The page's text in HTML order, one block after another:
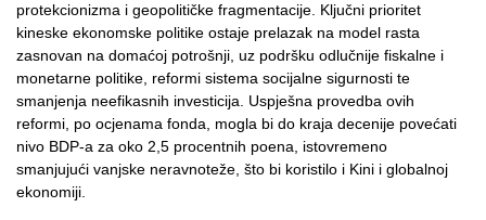
protekcionizma i geopolitičke fragmentacije. Ključni prioritet
kineske ekonomske politike ostaje prelazak na model rasta
zasnovan na domaćoj potrošnji, uz podršku odlučnije fiskalne i
monetarne politike, reformi sistema socijalne sigurnosti te
smanjenja neefikasnih investicija. Uspješna provedba ovih
reformi, po ocjenama fonda, mogla bi do kraja decenije povećati
nivo BDP-a za oko 2,5 procentnih poena, istovremeno
smanjujući vanjske neravnoteže, što bi koristilo i Kini i globalnoj
ekonomiji.